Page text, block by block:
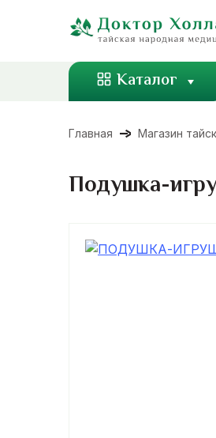
Каталог
Главная Магазин
Подушка-